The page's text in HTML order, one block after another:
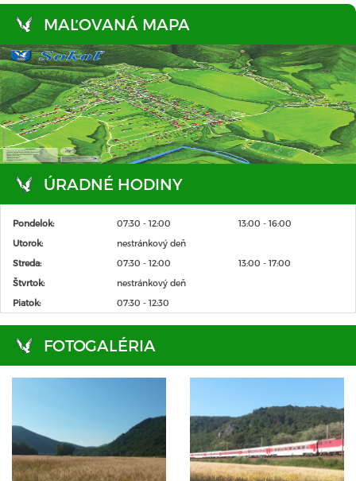
MAĽOVANÁ MAPA
ÚRADNÉ HODINY
Pondelok: 07:30 - 12:00
13:00 - 16:00
Utorok:
nestránkový deň
Streda:
07:30 - 12:00
13:00 - 17:00
Štvrtok:
nestránkový deň
Piatok:
07:30 - 12:30
FOTOGALÉRIA